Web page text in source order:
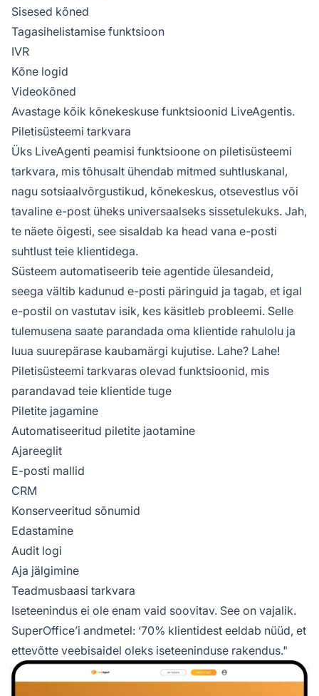
Sisesed kõned
Tagasihelistamise funktsioon
IVR
Kõne logid
Videokõned
Avastage kõik kõnekeskuse funktsioonid LiveAgentis.
Piletisüsteemi tarkvara
Üks LiveAgenti peamisi funktsioone on piletisüsteemi
tarkvara, mis tõhusalt ühendab mitmed suhtluskanal,
nagu sotsiaalvõrgustikud, kõnekeskus, otsevestlus või
tavaline e-post üheks universaalseks sissetulekuks. Jah,
te näete õigesti, see sisaldab ka head vana e-posti
suhtlust teie klientidega.
Süsteem automatiseerib teie agentide ülesandeid,
seega vältib kadunud e-posti päringuid ja tagab, et igal
e-postil on vastutav isik, kes käsitleb probleemi. Selle
tulemusena saate parandada oma klientide rahulolu ja
luua suurepärase kaubamärgi kujutise. Lahe? Lahe!
Piletisüsteemi tarkvaras olevad funktsioonid, mis
parandavad teie klientide tuge
Piletite jagamine
Automatiseeritud piletite jaotamine
Ajareeglit
E-posti mallid
CRM
Konserveeritud sõnumid
Edastamine
Audit logi
Aja jälgimine
Teadmusbaasi tarkvara
Iseteenindus ei ole enam vaid soovitav. See on vajalik.
SuperOffice’i andmetel: ‘70% klientidest eeldab nüüd, et
ettevõtte veebisaidel oleks iseteeninduse rakendus."